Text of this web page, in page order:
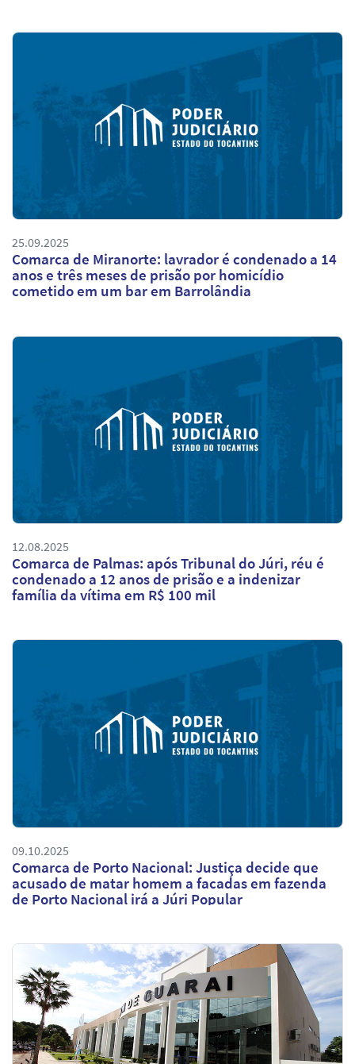
25.09.2025
Comarca de Miranorte: lavrador é condenado a 14
anos e três meses de prisão por homicídio
cometido em um bar em Barrolândia
12.08.2025
Comarca de Palmas: após Tribunal do Júri, réu é
condenado a 12 anos de prisão e a indenizar
família da vítima em R$ 100 mil
09.10.2025
Comarca de Porto Nacional: Justiça decide que
acusado de matar homem a facadas em fazenda
de Porto Nacional irá a Júri Popular